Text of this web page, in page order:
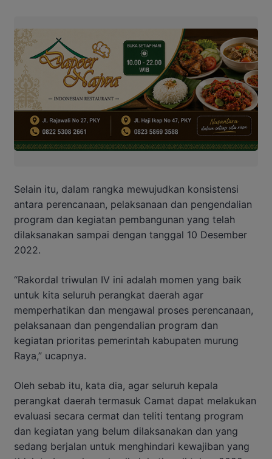
Selain itu, dalam rangka mewujudkan konsistensi
antara perencanaan, pelaksanaan dan pengendalian
program dan kegiatan pembangunan yang telah
dilaksanakan sampai dengan tanggal 10 Desember
2022.
“Rakordal triwulan IV ini adalah momen yang baik
untuk kita seluruh perangkat daerah agar
memperhatikan dan mengawal proses perencanaan,
pelaksanaan dan pengendalian program dan
kegiatan prioritas pemerintah kabupaten murung
Raya,” ucapnya.
Oleh sebab itu, kata dia, agar seluruh kepala
perangkat daerah termasuk Camat dapat melakukan
evaluasi secara cermat dan teliti tentang program
dan kegiatan yang belum dilaksanakan dan yang
sedang berjalan untuk menghindari kewajiban yang